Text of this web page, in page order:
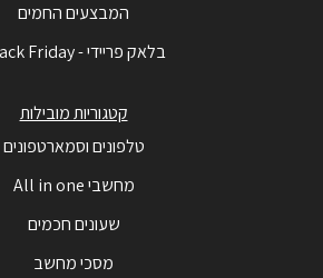
המבצעים החמים
בלאק פריידי - Black Friday
קטגוריות מובילות
טלפונים וסמארטפונים
מחשבי All in one
שעונים חכמים
מסכי מחשב